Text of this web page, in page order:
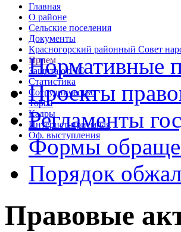
Главная
О районе
Сельские поселения
Документы
Красногорский районный Совет
Прием
Защита от ЧС
Статистика
Сотрудничество
Торги
Кадры
Интернет-приемная
Оф. выступления
Нормативные
Проекты
Регламенты
Формы
Порядок
Правовые